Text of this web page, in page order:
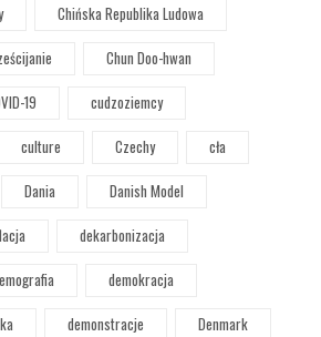
Chińska Republika Ludowa
Chun Doo-hwan
19
cudzoziemcy
culture Czechy
cła
Dania
Danish Model
dekarbonizacja
demokracja
demonstracje
Denmark